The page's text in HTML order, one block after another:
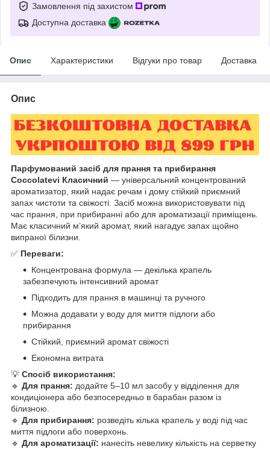
Замовлення під захистом
Доступна доставка
Опис Характеристики Відгуки про товар Доставка
Опис
Парфумований засіб для прання та прибирання
Coccolatevi Класичний — універсальний концентрований
ароматизатор, який надає речам і дому стійкий приємний
запах чистоти та свіжості. Засіб можна використовувати під
час прання, при прибиранні або для ароматизації приміщень.
Має класичний м’який аромат, який нагадує запах щойно
випраної білизни.
✅ Переваги:
Концентрована формула — декілька крапель
забезпечують інтенсивний аромат
Підходить для прання в машинці та ручного
Можна додавати у воду для миття підлоги або
прибирання
Стійкий, приємний аромат свіжості
Економна витрата
💡 Спосіб використання:
🔹 Для прання: додайте 5–10 мл засобу у відділення для
кондиціонера або безпосередньо в барабан разом із
білизною.
🔹 Для прибирання: розведіть кілька крапель у воді під час
миття підлоги або поверхонь.
🔹 Для ароматизації: нанесіть невелику кількість на серветку